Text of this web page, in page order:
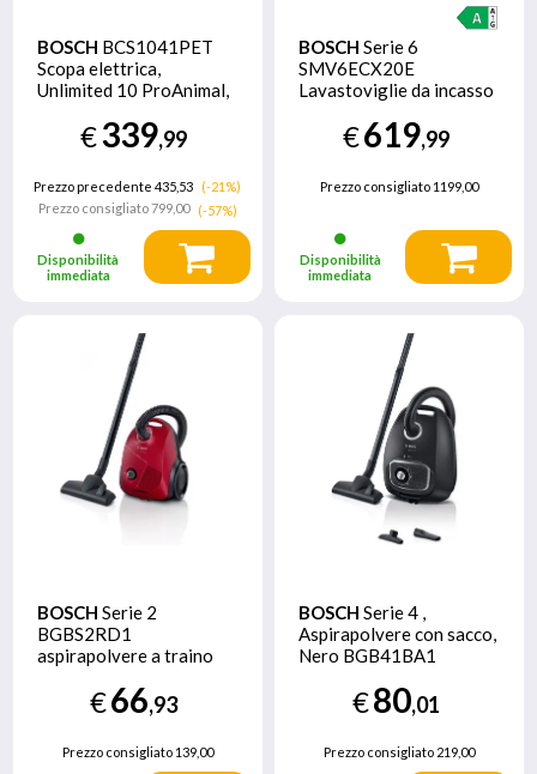
BOSCH BCS1041PET
Scopa elettrica,
Unlimited 10 ProAnimal,
€339,99
Prezzo precedente 435,53
(-21%)
Prezzo consigliato799,00 (-57%)
Disponibilità
immediata
BOSCH Serie 6
SMV6ECX20E
Lavastoviglie da incasso
coperti Classe A
€619,99
Prezzo consigliato 1199,00
Disponibilità
immediata
BOSCH Serie 2
BGBS2RD1
aspirapolvere a traino
600 W Sacchetto per la
€66,93
Prezzo consigliato139,00
BOSCH Serie 4 ,
Aspirapolvere con sacco,
Nero BGB41BA1
€80,01
Prezzo consigliato 219,00